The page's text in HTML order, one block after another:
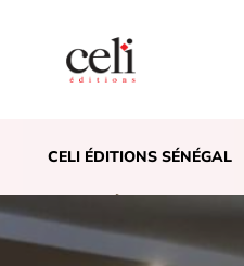
CELI ÉDITIONS SÉNÉGAL